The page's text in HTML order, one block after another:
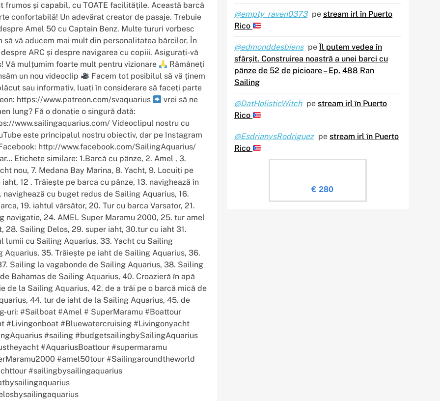
și capabil, cu TOATE facilitățile. Această barcă
confortabilă! Un adevărat creator de pasaje. Trebuie
Amel 50 cu Captain Benz. Multe tururi vorbesc
vă aducem mai mult din personalitatea bărcilor. În
ARC și despre navigarea cu copiii. Asigurați-vă
Vă mulțumim foarte mult pentru vizionare
Rămâneți
un nou videoclip
Facem tot posibilul să vă ținem
sau informativ, luați în considerare să faceți parte
https://www.patreon.com/svaquarius
vrei să ne
lung? Fă o donație o singură dată:
www.sailingaquarius.com/ Videoclipul nostru cu
este principalul nostru obiectiv, dar pe Instagram
http://www.facebook.com/SailingAquarius/
Etichete similare: 1.Barcă cu pânze, 2. Amel , 3.
nou, 7. Medana Bay Marina, 8. Yacht, 9. Locuiți pe
12 . Trăiește pe barca cu pânze, 13. navighează în
cu buget redus de Sailing Aquarius, 16.
19. iahtul vărsător, 20. Tur cu barca Varsator, 21.
navigatie, 24. AMEL Super Maramu 2000, 25. tur amel
Sailing Delos, 29. super iaht, 30.tur cu iaht 31.
lumii cu Sailing Aquarius, 33. Yacht cu Sailing
35. Trăiește pe iaht de Sailing Aquarius, 36.
Sailing la vagabonde de Sailing Aquarius, 38. Sailing
Bahamas de Sailing Aquarius, 40. Croazieră în apă
de la Sailing Aquarius, 42. de a trăi pe o barcă mică de
44. tur de iaht de la Sailing Aquarius, 45. de
uri: #Sailboat #Amel # SuperMaramu #Boattour
#Livingonboat #Bluewatercruising #Livingonyacht
#sailing #budgetsailingbySailingAquarius
#AquariusBoattour #supermaramu
#amel50tour #Sailingaroundtheworld
#sailingbysailingaquarius
@empty_raven0373 pe stream irl în Puerto
Rico
@edmonddesbiens pe Îl putem vedea în
sfârșit. Construirea noastră a unei barci cu
pânze de 52 de picioare – Ep. 488 Ran
Sailing
@DatHolisticWitch pe stream irl în Puerto
Rico
@EsdrianysRodriguez pe stream irl în Puerto
Rico
€ 280